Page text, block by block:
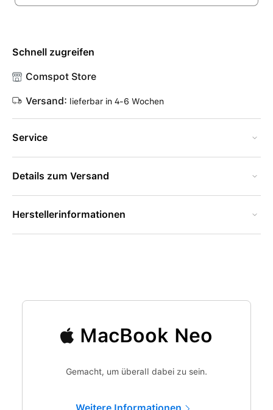
Schnell zugreifen
Comspot Store
Versand: lieferbar in 4-6 Wochen
Service
Details zum Versand
Herstellerinformationen
MacBook Neo
Gemacht, um überall dabei zu sein.